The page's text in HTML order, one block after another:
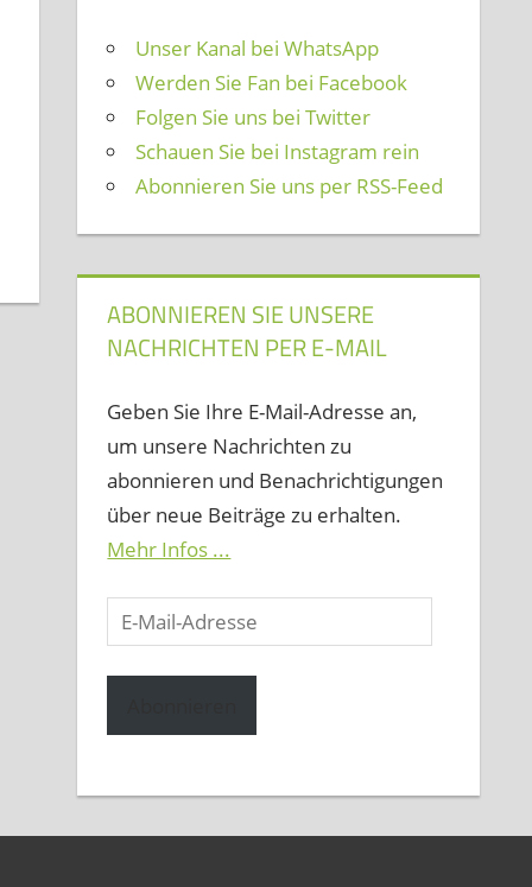
Unser Kanal bei WhatsApp
Werden Sie Fan bei Facebook
Folgen Sie uns bei Twitter
Schauen Sie bei Instagram rein
Abonnieren Sie uns per RSS-Feed
ABONNIEREN SIE UNSERE
NACHRICHTEN PER E-MAIL
Geben Sie Ihre E-Mail-Adresse an,
um unsere Nachrichten zu
abonnieren und Benachrichtigungen
über neue Beiträge zu erhalten.
Mehr Infos ...
E-
Mail-
Adresse